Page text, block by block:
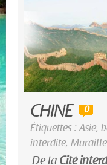
CHINE 0
Étiquettes :Asie,
interdite,
De la Cité